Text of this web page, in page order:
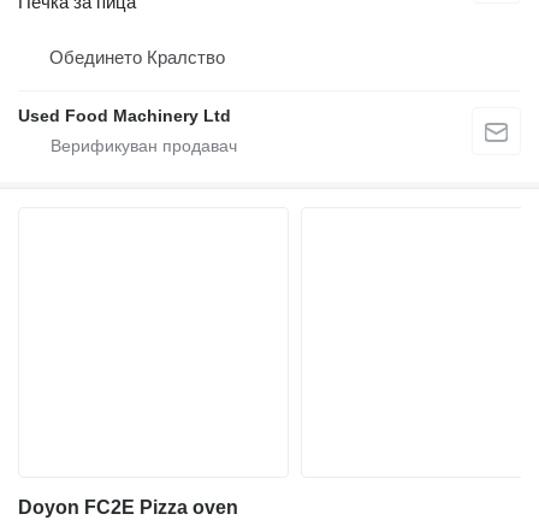
Обединето Кралство
Used Food Machinery Ltd
Doyon FC2E Pizza oven